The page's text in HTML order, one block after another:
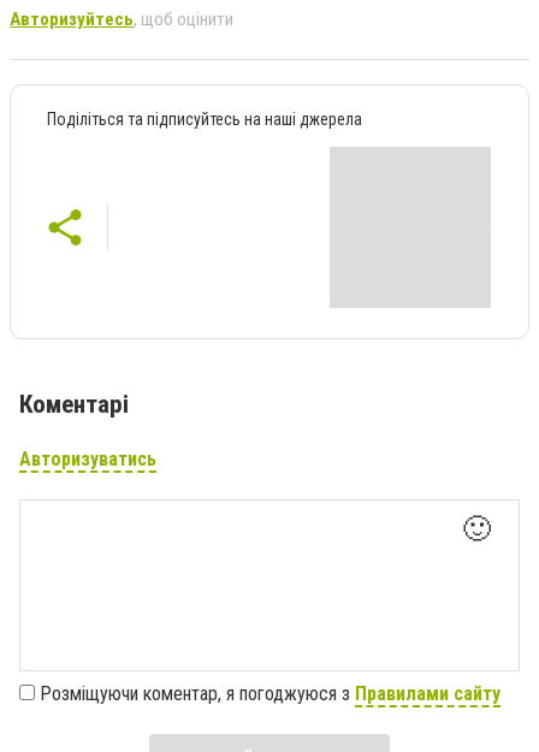
Авторизуйтесь, щоб оцінити
Поділіться та підписуйтесь на наші джерела
Коментарі
Авторизуватись
🙂
Розміщуючи коментар, я погоджуюся з Правилами сайту